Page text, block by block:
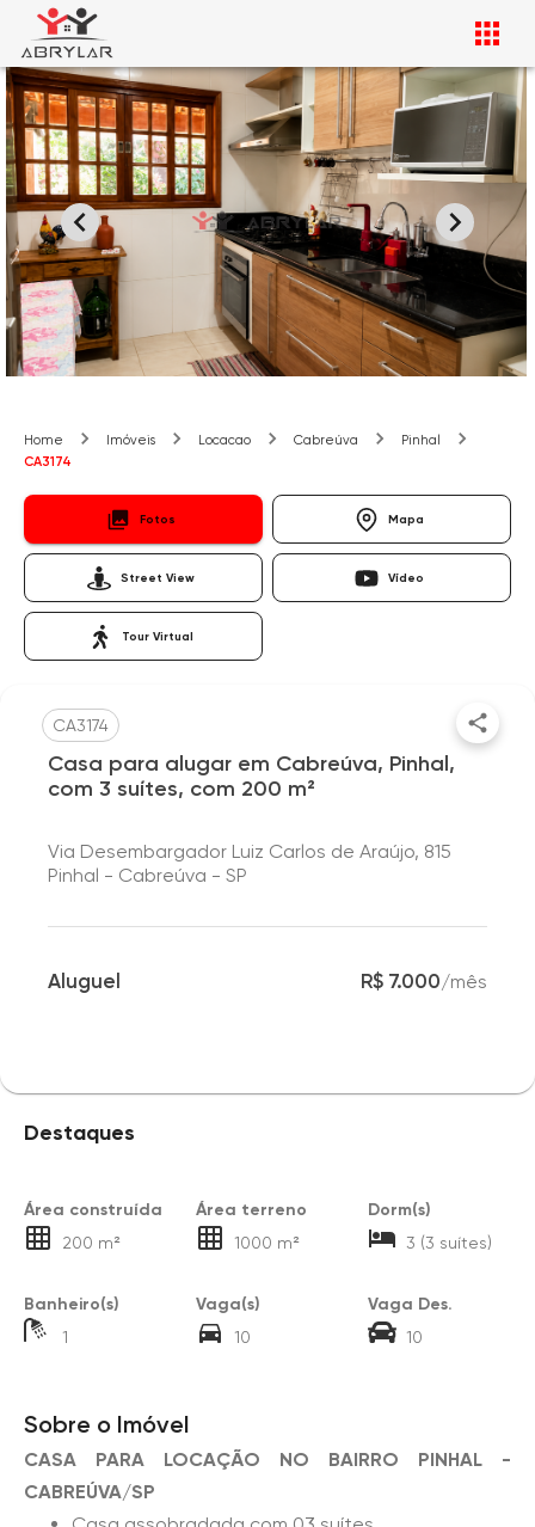
Home Imóveis Locacao Cabreúva
Pinhal
CA3174
Fotos Mapa
Street View Vídeo
Tour Virtual
CA3174
Casa para alugar em Cabreúva, Pinhal,
com 3 suítes, com 200 m²
Via Desembargador Luiz Carlos de Araújo, 815
Pinhal - Cabreúva - SP
Aluguel R$ 7.000/mês
Destaques
Área construída
200 m²
Área terreno
1000 m²
Dorm(s)
3 (3 suítes)
Banheiro(s)
1
Vaga(s)
10
Vaga Des.
10
Sobre o Imóvel
CASA PARA LOCAÇÃO NO BAIRRO PINHAL -
CABREÚVA/SP